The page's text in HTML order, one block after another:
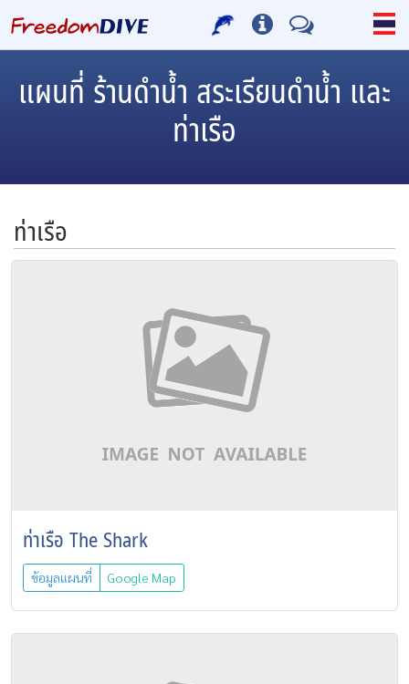
แผนที่ ร้านดำน้ำ สระเรียนดำน้ำ และ
ท่าเรือ
ท่าเรือ
ท่าเรือ The Shark
ข้อมูลแผนที่ Google Map